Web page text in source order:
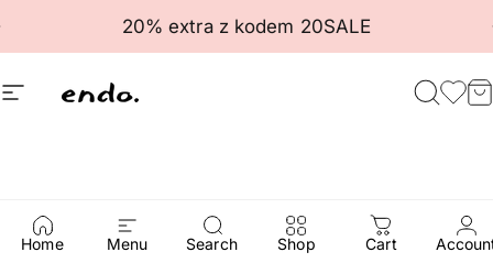
Przejdź do treści
20% extra z kodem 20SALE
Wstrzymaj pokaz slajdów
Nawigacja witryny
Endo
Home Menu Search Shop Cart
Historia